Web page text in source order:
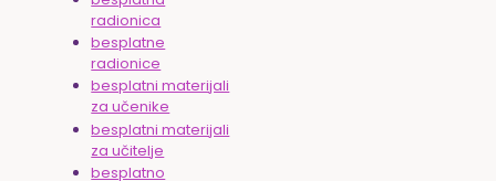
radionica
besplatne
radionice
besplatni materijali
za učenike
besplatni materijali
za učitelje
besplatno